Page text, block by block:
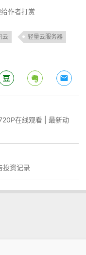
作者打赏
云 轻量云服务器
在线观看 | 最新动
投资记录